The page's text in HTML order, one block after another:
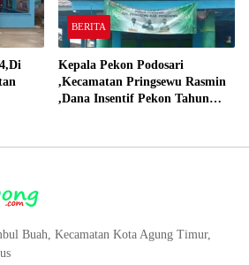
BERITA
Kepala Pekon Podosari
,Kecamatan Pringsewu Rasmin
,Dana Insentif Pekon Tahun
Buah, Kecamatan Kota Agung Timur,